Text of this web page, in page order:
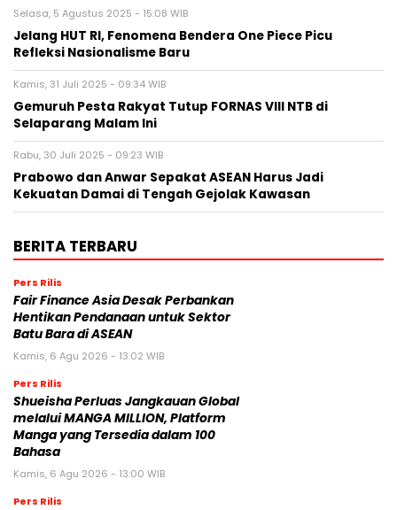
Selasa, 5 Agustus 2025 - 15:08 WIB
Jelang HUT RI, Fenomena Bendera One Piece Picu
Refleksi Nasionalisme Baru
Kamis, 31 Juli 2025 - 09:34 WIB
Gemuruh Pesta Rakyat Tutup FORNAS VIII NTB di
Selaparang Malam Ini
Rabu, 30 Juli 2025 - 09:23 WIB
Prabowo dan Anwar Sepakat ASEAN Harus Jadi
Kekuatan Damai di Tengah Gejolak Kawasan
BERITA TERBARU
Pers Rilis
Fair Finance Asia Desak Perbankan
Hentikan Pendanaan untuk Sektor
Batu Bara di ASEAN
Kamis, 6 Agu 2026 - 13:02 WIB
Pers Rilis
Shueisha Perluas Jangkauan Global
melalui MANGA MILLION, Platform
Manga yang Tersedia dalam 100
Bahasa
Kamis, 6 Agu 2026 - 13:00 WIB
Pers Rilis